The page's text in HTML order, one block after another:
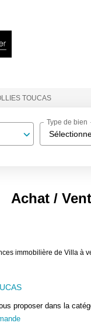
TOUCAS
Type de bien
Achat /
immobilière de Villa à
proposer dans la